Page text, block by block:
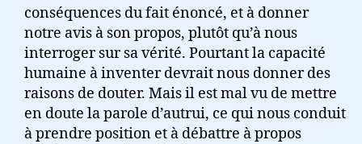
conséquences du fait énoncé, et à donner
notre avis à son propos, plutôt qu’à nous
interroger sur sa vérité. Pourtant la capacité
humaine à inventer devrait nous donner des
raisons de douter. Mais il est mal vu de mettre
en doute la parole d’autrui, ce qui nous conduit
à prendre position et à débattre à propos